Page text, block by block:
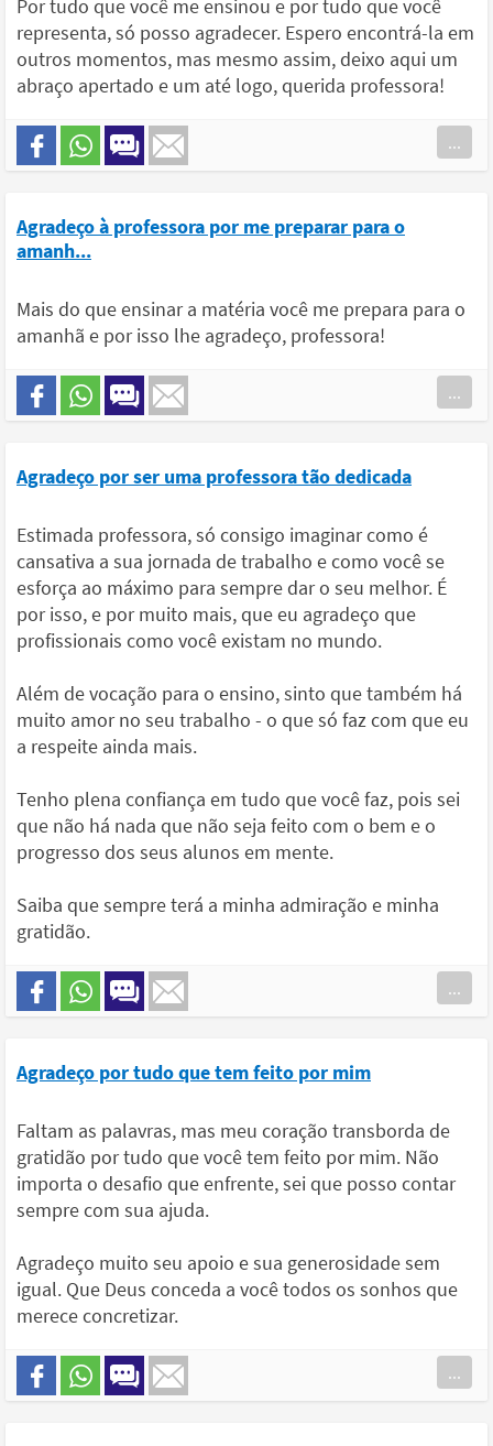
Por tudo que você me ensinou e por tudo que você
representa, só posso agradecer. Espero encontrá-la em
outros momentos, mas mesmo assim, deixo aqui um
abraço apertado e um até logo, querida professora!
...
Agradeço à professora por me preparar para o
amanh...
Mais do que ensinar a matéria você me prepara para o
amanhã e por isso lhe agradeço, professora!
...
Agradeço por ser uma professora tão dedicada
Estimada professora, só consigo imaginar como é
cansativa a sua jornada de trabalho e como você se
esforça ao máximo para sempre dar o seu melhor. É
por isso, e por muito mais, que eu agradeço que
profissionais como você existam no mundo.
Além de vocação para o ensino, sinto que também há
muito amor no seu trabalho - o que só faz com que eu
a respeite ainda mais.
Tenho plena confiança em tudo que você faz, pois sei
que não há nada que não seja feito com o bem e o
progresso dos seus alunos em mente.
Saiba que sempre terá a minha admiração e minha
gratidão.
...
Agradeço por tudo que tem feito por mim
Faltam as palavras, mas meu coração transborda de
gratidão por tudo que você tem feito por mim. Não
importa o desafio que enfrente, sei que posso contar
sempre com sua ajuda.
Agradeço muito seu apoio e sua generosidade sem
igual. Que Deus conceda a você todos os sonhos que
merece concretizar.
...